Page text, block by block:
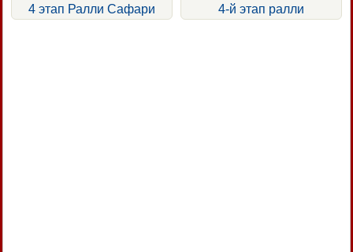
4 этап Ралли Сафари 4-й этап ралли